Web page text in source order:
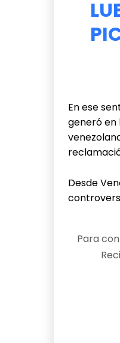
En ese
generó en
Desde
Para